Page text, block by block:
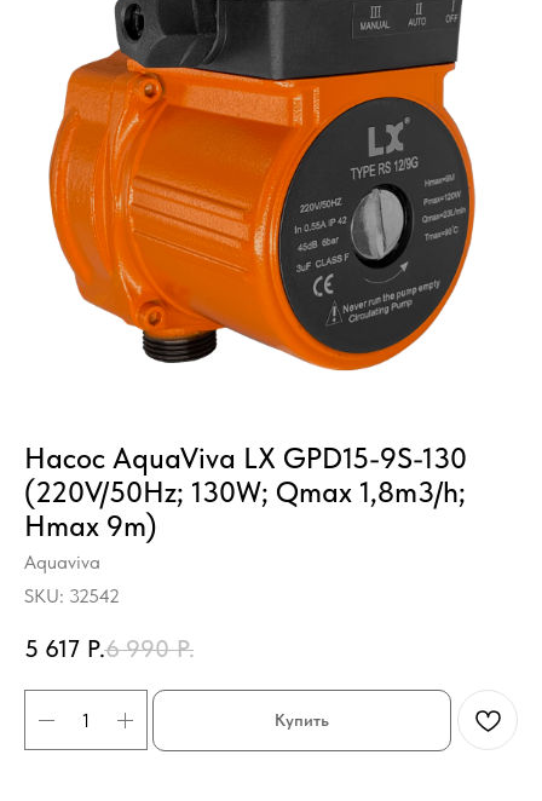
Насос AquaViva LX GPD15-9S-130
(220V/50Hz; 130W; Qmax 1,8m3/h;
Hmax 9m)
Aquaviva
SKU: 32542
5 617 Р.6 990 Р.
Купить